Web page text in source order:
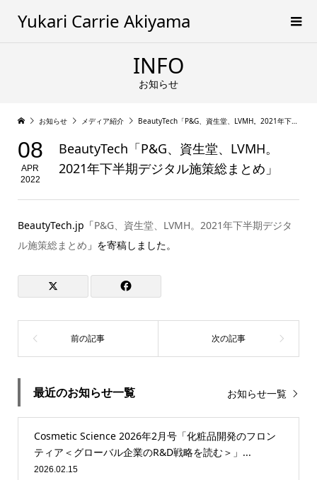
Yukari Carrie Akiyama
INFO
お知らせ
お知らせ メディア紹介 BeautyTech「P&G、資生堂、LVMH。2021年下半期デジタル施策総まとめ」
08
APR
2022
BeautyTech「P&G、資生堂、LVMH。
2021年下半期デジタル施策総まとめ」
BeautyTech.jp「P&G、資生堂、LVMH。2021年下半期デジタ
ル施策総まとめ 」を寄稿しました。
最近のお知らせ一覧 お知らせ一覧
Cosmetic Science 2026年2月号「化粧品開発のフロン
ティア＜グローバル企業のR&D戦略を読む＞」...
2026.02.15